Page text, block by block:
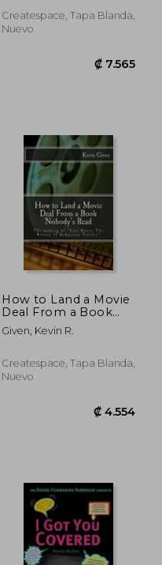
Createspace, Tapa Blanda,
Nuevo
How to Land a Movie
Deal From a Book
Nobody's Read: The
making of "Last Rites:
Sebastian Vasilis" (en
Inglés)
Given, Kevin R.
Createspace, Tapa Blanda,
Nuevo